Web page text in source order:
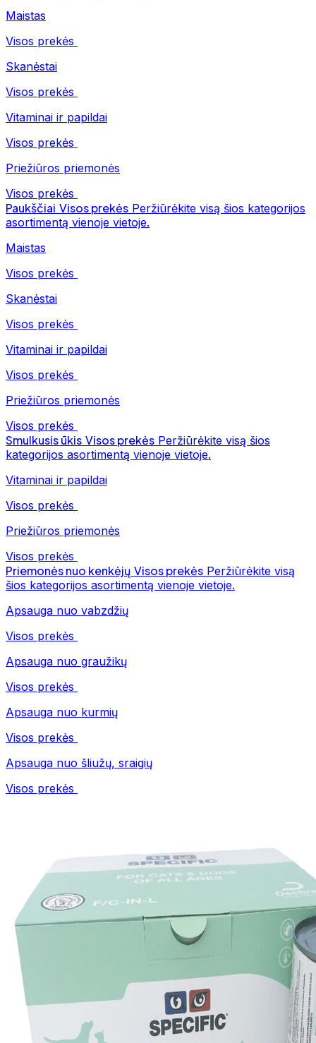
Maistas
Visos prekės
Skanėstai
Visos prekės
Vitaminai ir papildai
Visos prekės
Priežiūros priemonės
Visos prekės
Paukščiai Visos prekės Peržiūrėkite visą šios kategorijos
asortimentą vienoje vietoje.
Maistas
Visos prekės
Skanėstai
Visos prekės
Vitaminai ir papildai
Visos prekės
Priežiūros priemonės
Visos prekės
Smulkusis ūkis Visos prekės Peržiūrėkite visą šios
kategorijos asortimentą vienoje vietoje.
Vitaminai ir papildai
Visos prekės
Priežiūros priemonės
Visos prekės
Priemonės nuo kenkėjų Visos prekės Peržiūrėkite visą
šios kategorijos asortimentą vienoje vietoje.
Apsauga nuo vabzdžių
Visos prekės
Apsauga nuo graužikų
Visos prekės
Apsauga nuo kurmių
Visos prekės
Apsauga nuo šliužų, sraigių
Visos prekės